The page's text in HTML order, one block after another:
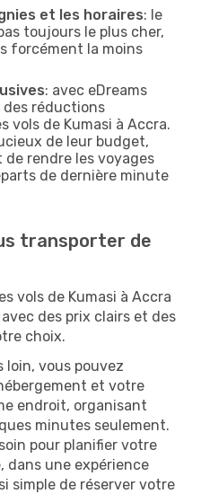
et les horaires: le
toujours le plus cher,
forcément la moins
: avec eDreams
des réductions
vols de Kumasi à Accra.
de leur budget,
de rendre les voyages
de dernière minute
transporter de
vols de Kumasi à Accra
des prix clairs et des
choix.
loin, vous pouvez
et votre
endroit, organisant
minutes seulement.
pour planifier votre
dans une expérience
simple de réserver votre